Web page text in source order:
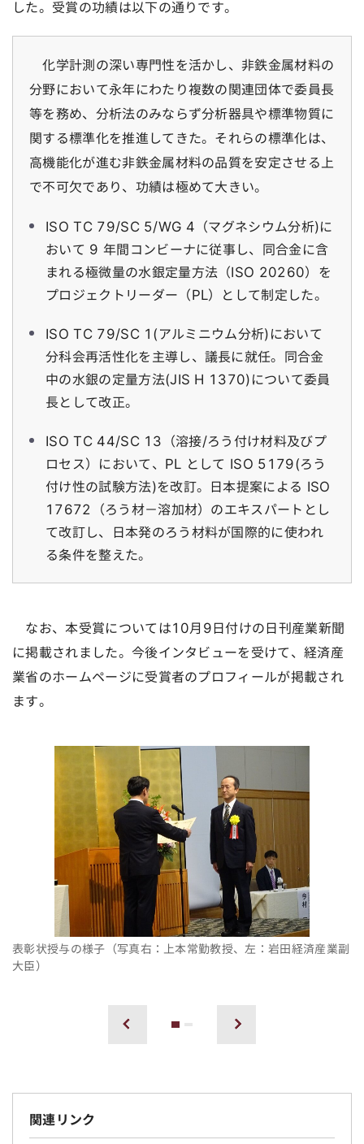
した。受賞の功績は以下の通りです。
化学計測の深い専門性を活かし、非鉄金属材料の
分野において永年にわたり複数の関連団体で委員長
等を務め、分析法のみならず分析器具や標準物質に
関する標準化を推進してきた。それらの標準化は、
高機能化が進む非鉄金属材料の品質を安定させる上
で不可欠であり、功績は極めて大きい。
ISO TC 79/SC 5/WG 4（マグネシウム分析)に
おいて 9 年間コンビーナに従事し、同合金に含
まれる極微量の水銀定量方法（ISO 20260）を
プロジェクトリーダー（PL）として制定した。
ISO TC 79/SC 1(アルミニウム分析)において
分科会再活性化を主導し、議長に就任。同合金
中の水銀の定量方法(JIS H 1370)について委員
長として改正。
ISO TC 44/SC 13（溶接/ろう付け材料及びプ
ロセス）において、PL として ISO 5179(ろう
付け性の試験方法)を改訂。日本提案による ISO
17672（ろう材－溶加材）のエキスパートとし
て改訂し、日本発のろう材料が国際的に使われ
る条件を整えた。
なお、本受賞については10月9日付けの日刊産業新聞
に掲載されました。今後インタビューを受けて、経済産
業省のホームページに受賞者のプロフィールが掲載され
ます。
表彰状授与の様子（写真右：上本常勤教授、左：岩田経済産業副
大臣）
関連リンク